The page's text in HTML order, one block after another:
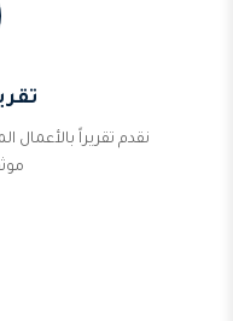
نقدم تقريراً